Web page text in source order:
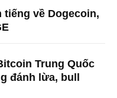
tiếng về Dogecoin,
Trung Quốc
đánh lừa, bull